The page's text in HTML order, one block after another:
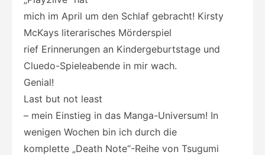
mich im April um den Schlaf gebracht! Kirsty
McKays literarisches Mörderspiel
rief Erinnerungen an Kindergeburtstage und
Cluedo-Spieleabende in mir wach.
Genial!
Last but not least
– mein Einstieg in das Manga-Universum! In
wenigen Wochen bin ich durch die
komplette „Death Note“-Reihe von Tsugumi